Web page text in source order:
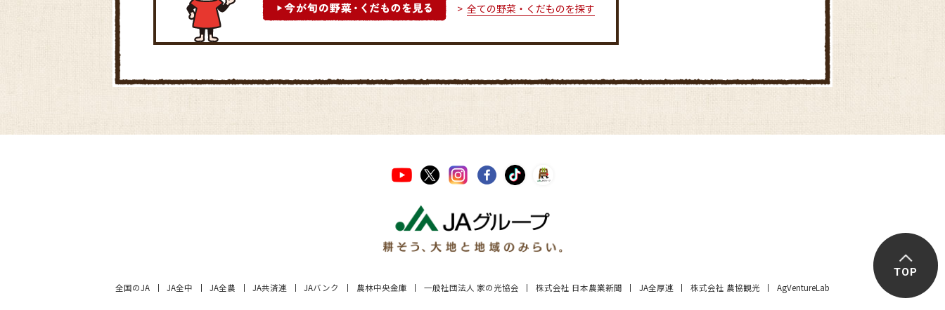
全ての野菜・くだものを探す
きゅうりの冷や汁ごはん
全国のJA JA全中 JA全農 JA共済連 JAバンク 農林中央金庫 一般社団法人 家の光協会 株式会社 日本農業新聞 JA全厚連 株式会社 農協観光 AgVentureLab
TOP